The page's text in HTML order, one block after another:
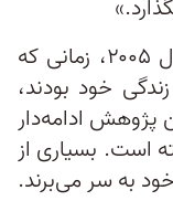
پژوهشگران دانشگاه بوستون در سال ۲۰۰۵، زمانی که
فرزندان افراد ۱۰۰ ساله در دهه ۷۰ زندگی خود بودند،
پژوهش ادامه‌دار
گرفته است. بسیاری از